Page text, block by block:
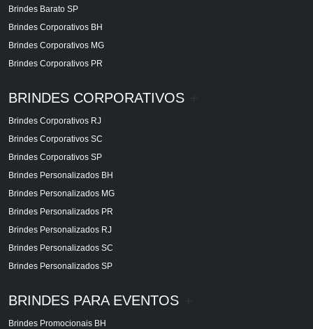
Brindes Barato SP
Brindes Corporativos BH
Brindes Corporativos MG
Brindes Corporativos PR
BRINDES CORPORATIVOS
Brindes Corporativos RJ
Brindes Corporativos SC
Brindes Corporativos SP
Brindes Personalizados BH
Brindes Personalizados MG
Brindes Personalizados PR
Brindes Personalizados RJ
Brindes Personalizados SC
Brindes Personalizados SP
BRINDES PARA EVENTOS
Brindes Promocionais BH